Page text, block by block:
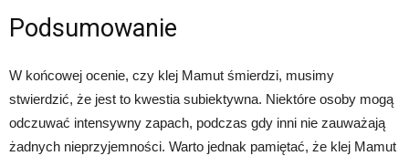
Podsumowanie
W końcowej ocenie, czy klej Mamut śmierdzi, musimy
stwierdzić, że jest to kwestia subiektywna. Niektóre osoby mogą
odczuwać intensywny zapach, podczas gdy inni nie zauważają
żadnych nieprzyjemności. Warto jednak pamiętać, że klej Mamut